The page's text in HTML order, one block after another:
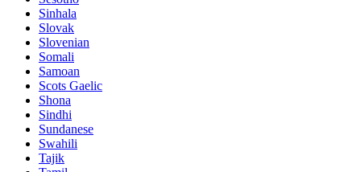
Sinhala
Slovak
Slovenian
Somali
Samoan
Scots Gaelic
Shona
Sindhi
Sundanese
Swahili
Tajik